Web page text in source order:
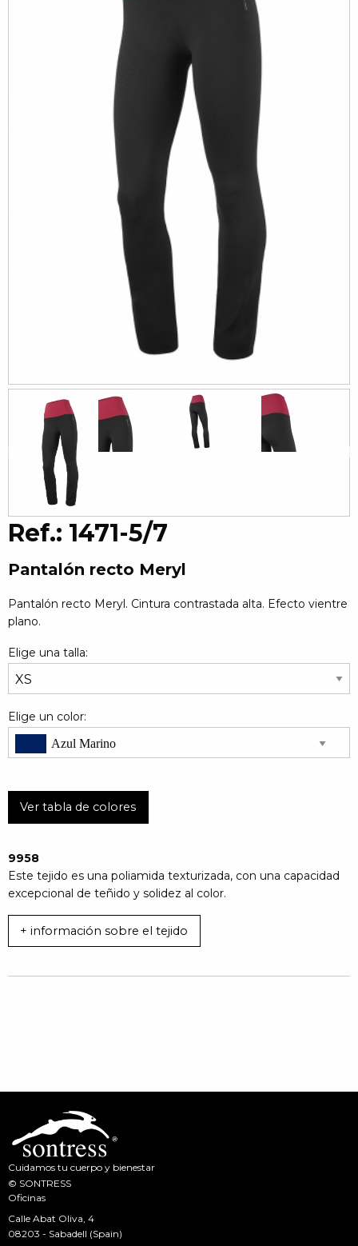
Ref.: 1471-5/7
Pantalón recto Meryl
Pantalón recto Meryl. Cintura contrastada alta. Efecto vientre
plano.
Elige una talla:
Elige un color:
Azul Marino
Ver tabla de colores
9958
Este tejido es una poliamida texturizada, con una capacidad
excepcional de teñido y solidez al color.
+ información sobre el tejido
Cuidamos tu cuerpo y bienestar
© SONTRESS
Oficinas
Calle Abat Oliva, 4
08203 - Sabadell (Spain)